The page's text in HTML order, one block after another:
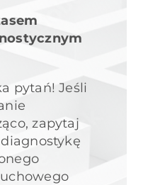
pytań! Jeśli
zapytaj